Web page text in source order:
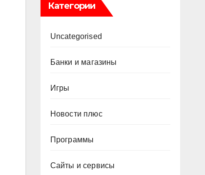
Категории
Uncategorised
Банки и магазины
Игры
Новости плюс
Программы
Сайты и сервисы